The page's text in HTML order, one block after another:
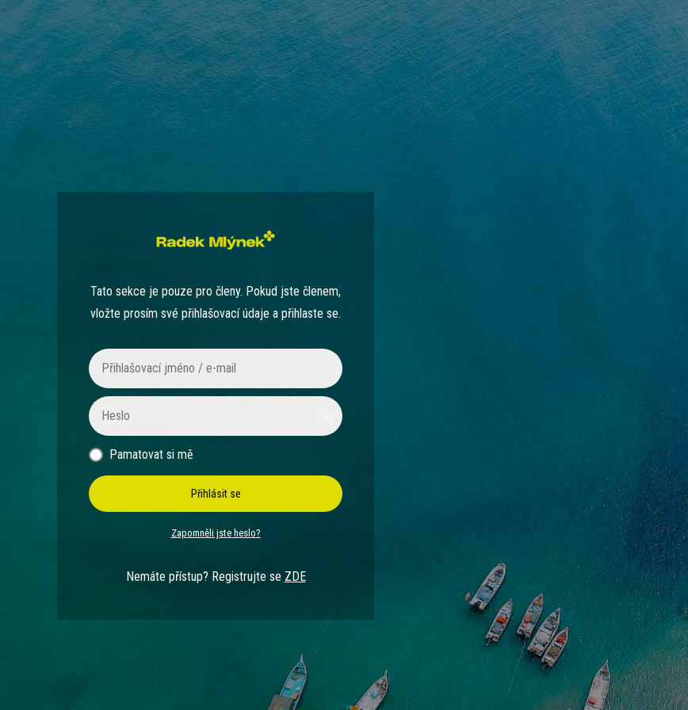
Tato sekce je pouze pro členy. Pokud jste členem,
vložte prosím své přihlašovací údaje a přihlaste se.
Pamatovat si mě
Přihlásit se
Zapomněli jste heslo?
Nemáte přístup? Registrujte se ZDE